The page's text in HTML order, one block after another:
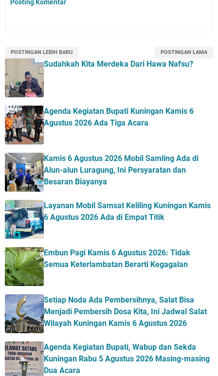
Posting Komentar
POSTINGAN LEBIH BARU POSTINGAN LAMA
Sudahkah Kita Merdeka Dari Hawa Nafsu?
Agenda Kegiatan Bupati Kuningan Kamis 6
Agustus 2026 Ada Tiga Acara
Kamis 6 Agustus 2026 Mobil Samling Ada di
Alun-alun Luragung, Ini Persyaratan dan
Besaran Biayanya
Layanan Mobil Samsat Keliling Kuningan Kamis
6 Agustus 2026 Ada di Empat Titik
Embun Pagi Kamis 6 Agustus 2026: Tidak
Semua Keterlambatan Berarti Kegagalan
Setiap Noda Ada Pembersihnya, Salat Bisa
Menjadi Pembersih Dosa Kita, Ini Jadwal Salat
Wilayah Kuningan Kamis 6 Agustus 2026
Agenda Kegiatan Bupati, Wabup dan Sekda
Kuningan Rabu 5 Agustus 2026 Masing-masing
Dua Acara